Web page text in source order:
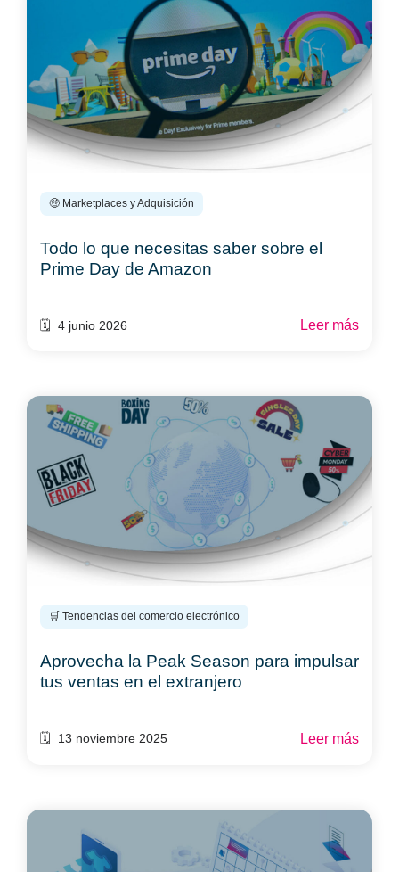
🤑 Marketplaces y Adquisición
Todo lo que necesitas saber sobre el
Prime Day de Amazon
🗓️ 4 junio 2026 Leer más
🛒 Tendencias del comercio electrónico
Aprovecha la Peak Season para impulsar
tus ventas en el extranjero
🗓️ 13 noviembre 2025 Leer más